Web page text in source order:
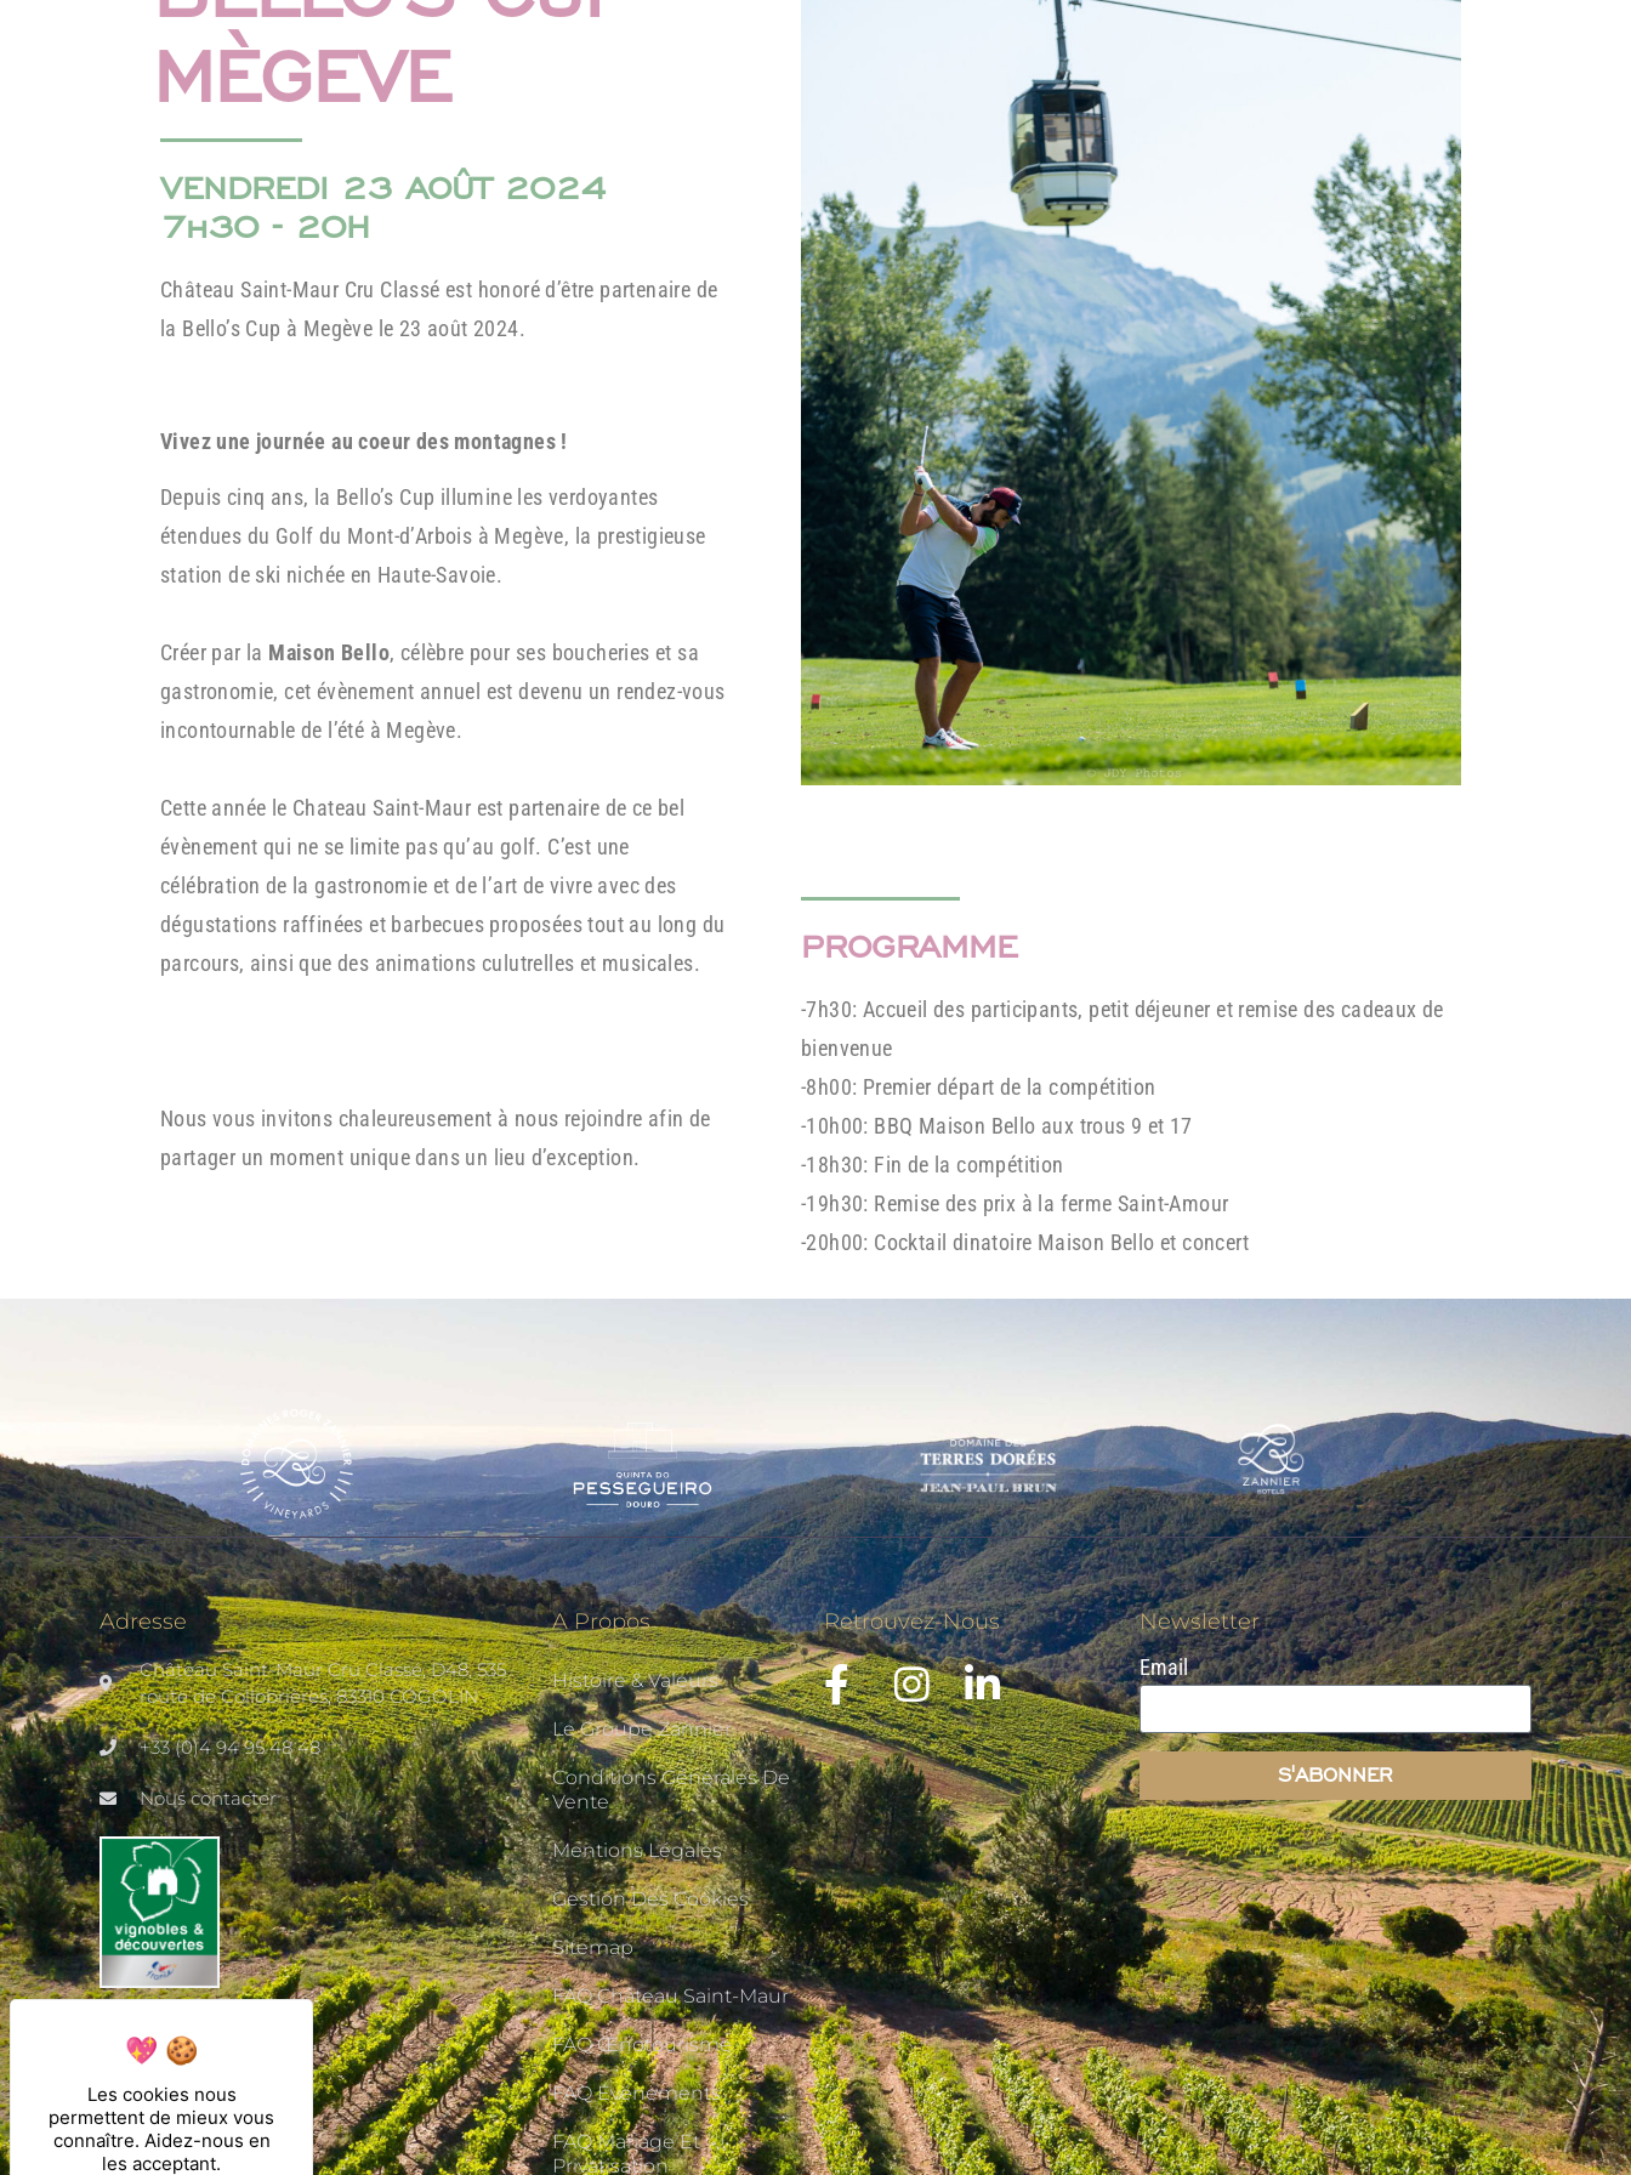
MÈGEVE
VENDREDI 23 AOÛT 2024
7h30 - 20H
Château Saint-Maur Cru Classé est honoré d’être partenaire de
la Bello’s Cup à Megève le 23 août 2024.
Vivez une journée au coeur des montagnes !
Depuis cinq ans, la Bello’s Cup illumine les verdoyantes
étendues du Golf du Mont-d’Arbois à Megève, la prestigieuse
station de ski nichée en Haute-Savoie.
Créer par la Maison Bello, célèbre pour ses boucheries et sa
gastronomie, cet évènement annuel est devenu un rendez-vous
incontournable de l’été à Megève.
Cette année le Chateau Saint-Maur est partenaire de ce bel
évènement qui ne se limite pas qu’au golf. C’est une
célébration de la gastronomie et de l’art de vivre avec des
dégustations raffinées et barbecues proposées tout au long du
parcours, ainsi que des animations culutrelles et musicales.
Nous vous invitons chaleureusement à nous rejoindre afin de
partager un moment unique dans un lieu d’exception.
PROGRAMME
-7h30: Accueil des participants, petit déjeuner et remise des cadeaux de
bienvenue
-8h00: Premier départ de la compétition
-10h00: BBQ Maison Bello aux trous 9 et 17
-18h30: Fin de la compétition
-19h30: Remise des prix à la ferme Saint-Amour
-20h00: Cocktail dinatoire Maison Bello et concert
Adresse
Château Saint-Maur Cru Classé, D48, 535
route de Collobrières, 83310 COGOLIN
+33 (0)4 94 95 48 48
Nous contacter
A Propos
Histoire & Valeurs
Le Groupe Zannier
Conditions Générales De
Vente
Mentions Légales
Gestion Des Cookies
Sitemap
FAQ Château Saint-Maur
FAQ Œnotourisme
FAQ Événements
FAQ Mariage Et
Privatisation
Retrouvez-Nous Newsletter
Email
S'ABONNER
Les cookies nous
permettent de mieux vous
connaître. Aidez-nous en
les acceptant.